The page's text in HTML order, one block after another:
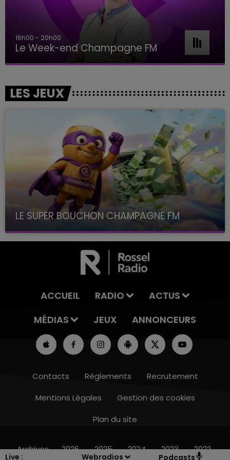
Live : Webradios Podcasts
11h00 - 16h00
16h00 - 20h00
Le Week-end Champagne FM
LES JEUX
LE SUPER BOUCHON CHAMPAGNE FM
avec La Famille Champagne FM, à 8H10
ACCUEIL RADIO
ACTUS
MÉDIAS
JEUX ANNONCEURS
Contacts Règlements
Recrutement
Mentions Légales
Gestion des cookies
Plan du site
Archives 2026 2025 2024 2023 2022